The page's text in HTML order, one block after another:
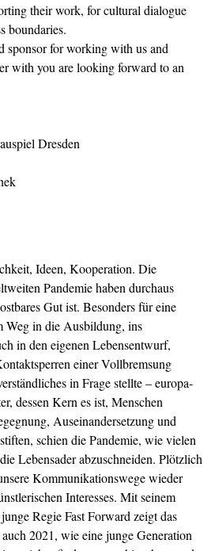
their work, for cultural dialogue
boundaries.
sponsor for working with us and
with you are looking forward to an
Dresden
Ideen, Kooperation. Die
Pandemie haben durchaus
Gut ist. Besonders für eine
Weg in die Ausbildung, ins
in den eigenen Lebensentwurf,
einer Vollbremsung
in Frage stellte – europa-
dessen Kern es ist, Menschen
Auseinandersetzung und
schien die Pandemie, wie vielen
Lebensader abzuschneiden. Plötzlich
Kommunikationswege wieder
Interesses. Mit seinem
Regie Fast Forward zeigt das
2021, wie eine junge Generation